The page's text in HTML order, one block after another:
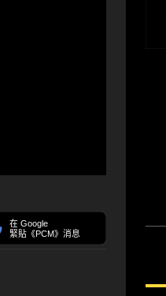
在 Google
緊貼《PCM》消息